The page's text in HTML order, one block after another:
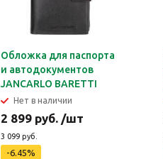
Обложка для паспорта
и автодокументов
JANCARLO BARETTI
Нет в наличии
2 899 руб. /шт
3 099 руб.
-6.45%